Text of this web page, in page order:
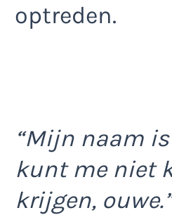
optreden.
“Mijn naam
kunt me niet
krijgen, ouwe.”